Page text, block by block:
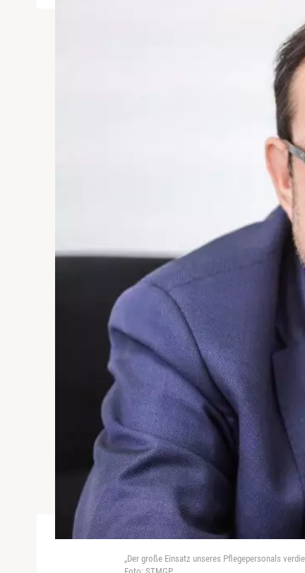
„Der große Einsatz unseres Pflegepersonals